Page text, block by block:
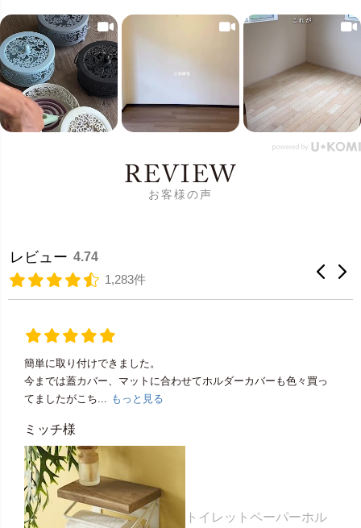
REVIEW
お客様の声
レビュー 4.74
1,283件
簡単に取り付けできました。
今までは蓋カバー、マットに合わせてホルダーカバーも色々買っ
てましたがこち... もっと見る
ミッチ様
トイレットペーパーホル